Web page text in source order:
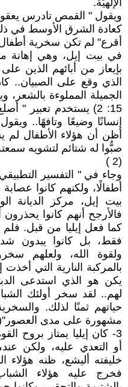
الإلهيَّة.
ويقول " القمص تادرس
كعادة الشرق الأوسط في
أقرع" لم تكن سخرية أطفال،
في بيت إيل، وهي إهانة
بإيعاز من أبائهم الذين
الذي وقع على الصبيان..
الجميلة المملوءة
15: 2) يستخدم تعبير "
إنسانًا وضيعًا وتافهًا..
أظن أن هؤلاء الأطفال لم
صبُّوا له شتائم لتشويه
(2 )
وجاء في " التفسير
أطفالًا، ولكنهم كانوا
بيت إيل، مركز الديانة
فالأرجح أنهم كانوا
كما فعل إيليا من قبل. فلم
فقط، بل كانوا يبدون
ولقوة الله، ولعلهم
بالمركبة النارية التي أخذت
يكن هو الذي استدعى
لهم.. لقد سخر أولئك
حياتهم ثمنًا لذلك.
مشهورة على مدى
3- كان إيليا يمتاز بروح
أو التعدي عليه، ولكن
خليفته أليشع، ظنه هؤلاء
فخرج عليه هؤلاء